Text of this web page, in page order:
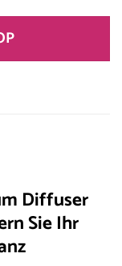
Diffuser
Sie Ihr